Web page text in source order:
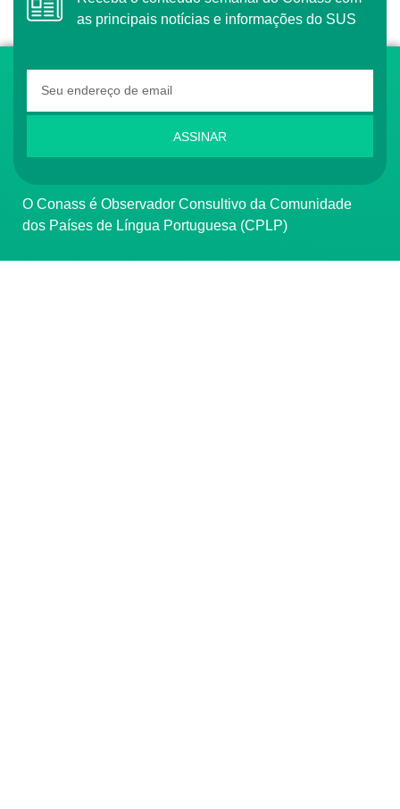
as principais notícias e informações do SUS
ASSINAR
O Conass é Observador Consultivo da Comunidade
dos Países de Língua Portuguesa (CPLP)